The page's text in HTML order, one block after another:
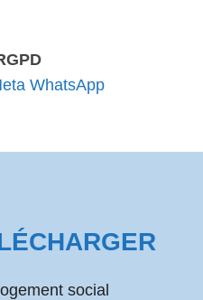
WhatsApp
social